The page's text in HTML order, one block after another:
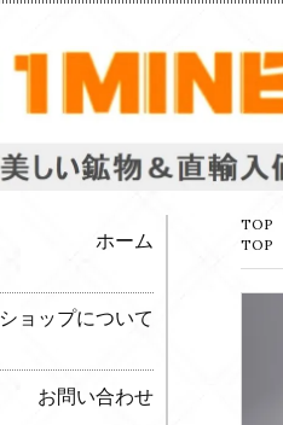
TOP
TOP
ホーム
ショップについて
お問い合わせ